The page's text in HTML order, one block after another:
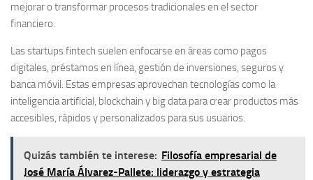
mejorar o transformar procesos tradicionales en el sector
financiero.
Las startups fintech suelen enfocarse en áreas como pagos
digitales, préstamos en línea, gestión de inversiones, seguros y
banca móvil. Estas empresas aprovechan tecnologías como la
inteligencia artificial, blockchain y big data para crear productos más
accesibles, rápidos y personalizados para sus usuarios.
Quizás también te interese: Filosofía empresarial de
José María Álvarez-Pallete: liderazgo y estrategia